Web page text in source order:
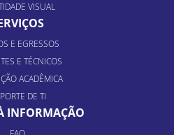
VISUAL
E EGRESSOS
E TÉCNICOS
ACADÊMICA
DE TI
INFORMAÇÃO